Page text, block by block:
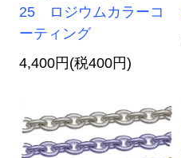
25 ロジウムカラーコ
ーティング
4,400円(税400円)